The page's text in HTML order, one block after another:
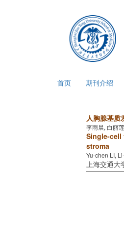
首页 期刊介绍
人胸腺基质
李雨晨, 白丽
Single-
stroma
Yu-chen LI,
上海交通大